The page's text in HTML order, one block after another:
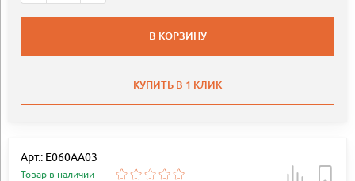
В КОРЗИНУ
КУПИТЬ В 1 КЛИК
Арт.: E060AA03
Товар в наличии